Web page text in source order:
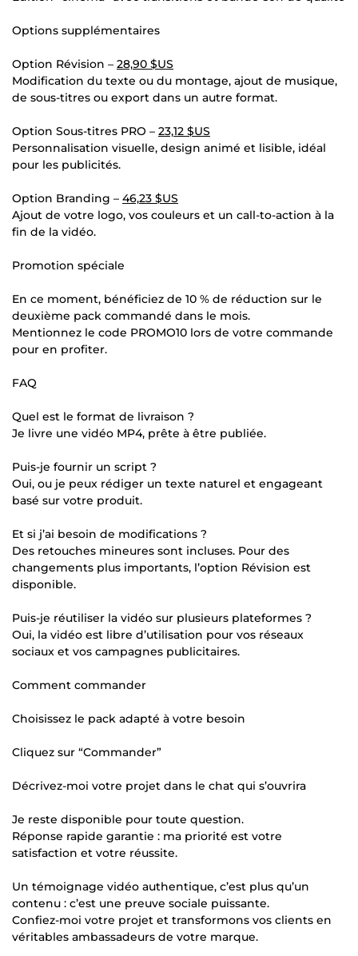
Options supplémentaires
Option Révision – 28,90 $US
Modification du texte ou du montage, ajout de musique,
de sous-titres ou export dans un autre format.
Option Sous-titres PRO – 23,12 $US
Personnalisation visuelle, design animé et lisible, idéal
pour les publicités.
Option Branding – 46,23 $US
Ajout de votre logo, vos couleurs et un call-to-action à la
fin de la vidéo.
Promotion spéciale
En ce moment, bénéficiez de 10 % de réduction sur le
deuxième pack commandé dans le mois.
Mentionnez le code PROMO10 lors de votre commande
pour en profiter.
FAQ
Quel est le format de livraison ?
Je livre une vidéo MP4, prête à être publiée.
Puis-je fournir un script ?
Oui, ou je peux rédiger un texte naturel et engageant
basé sur votre produit.
Et si j’ai besoin de modifications ?
Des retouches mineures sont incluses. Pour des
changements plus importants, l’option Révision est
disponible.
Puis-je réutiliser la vidéo sur plusieurs plateformes ?
Oui, la vidéo est libre d’utilisation pour vos réseaux
sociaux et vos campagnes publicitaires.
Comment commander
Choisissez le pack adapté à votre besoin
Cliquez sur “Commander”
Décrivez-moi votre projet dans le chat qui s’ouvrira
Je reste disponible pour toute question.
Réponse rapide garantie : ma priorité est votre
satisfaction et votre réussite.
Un témoignage vidéo authentique, c’est plus qu’un
contenu : c’est une preuve sociale puissante.
Confiez-moi votre projet et transformons vos clients en
véritables ambassadeurs de votre marque.